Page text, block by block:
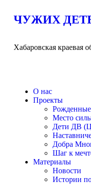
ЧУЖИХ
Хабаровская краевая
О нас
Проекты
Место
Дети ДВ
Добра
Шаг к
Материалы
Новости
Истории